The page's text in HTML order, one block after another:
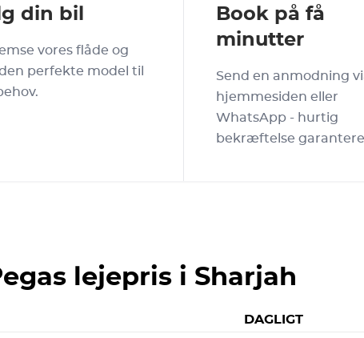
din bil
vores flåde og
perfekte model til
Book på få
minutter
Send en anmodning
hjemmesiden eller
WhatsApp - hurtig
bekræftelse
lejepris i Sharjah
DAGLIGT